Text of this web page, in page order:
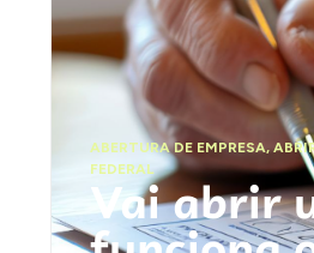
ABERTURA DE EMPRESA,
FEDERAL
Vai abrir